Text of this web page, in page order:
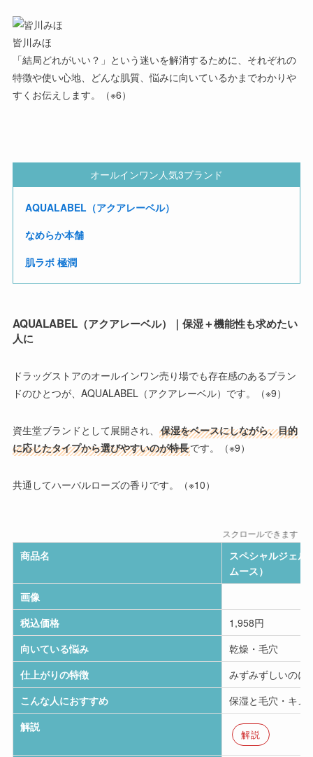
皆川みほ
「結局どれがいい？」という迷いを解消するために、それぞれの
特徴や使い心地、どんな肌質、悩みに向いているかまでわかりや
すくお伝えします。（※6）
オールインワン人気3ブランド
AQUALABEL（アクアレーベル）
なめらか本舗
肌ラボ 極潤
AQUALABEL（アクアレーベル）｜保湿＋機能性も求めたい
人に
ドラッグストアのオールインワン売り場でも存在感のあるブラン
ドのひとつが、 AQUALABEL（アクアレーベル） です。（※9）
資生堂ブランドとして展開され、 保湿をベースにしながら、目的
に応じたタイプから選びやすいのが特長です。（※9）
共通してハーバルローズの香りです。（※10）
スクロールできます
商品名
スペシャルジェル
ムース）
画像
税込価格
1,958円
向いている悩み
乾燥・毛穴
仕上がりの特徴
みずみずしいのに
こんな人におすすめ
保湿と毛穴・キメ
解説
解説